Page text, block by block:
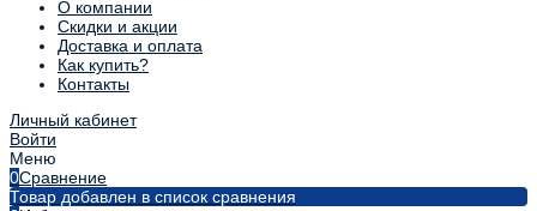
О компании
Скидки и акции
Доставка и оплата
Как купить?
Контакты
Личный кабинет
Войти
Меню
0Сравнение
Товар добавлен в список сравнения